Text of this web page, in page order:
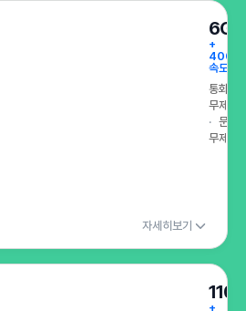
요금제
6GB
+
속도 무
통화
무제한
문자
무제한
자세히보기
+